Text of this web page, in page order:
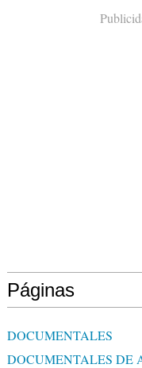
Páginas
DOCUMENTALES
DOCUMENTALES DE